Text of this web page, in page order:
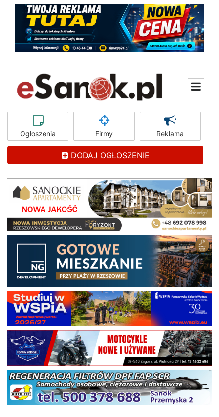
Ogłoszenia Firmy Reklama
DODAJ OGŁOSZENIE